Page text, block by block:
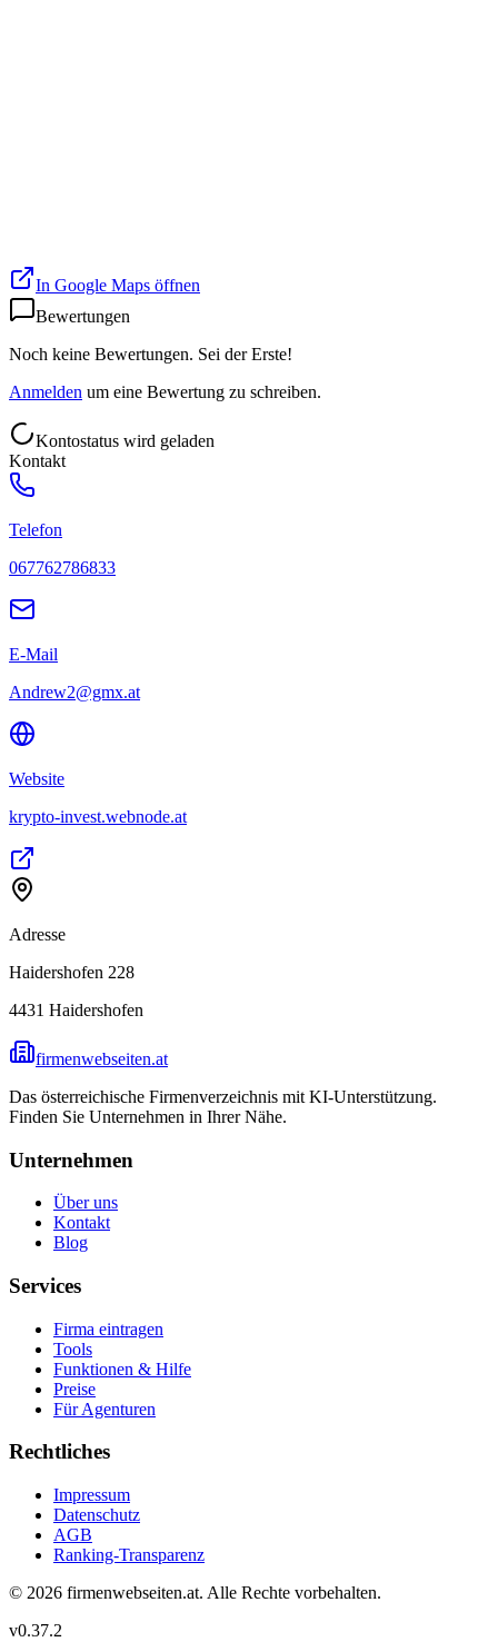
In Google Maps öffnen
Bewertungen
Noch keine Bewertungen. Sei der Erste!
Anmelden um eine Bewertung zu schreiben.
Kontostatus wird geladen
Kontakt
Telefon
067762786833
E-Mail
Andrew2@gmx.at
Website
krypto-invest.webnode.at
Adresse
Haidershofen 228
4431 Haidershofen
firmenwebseiten.at
Das österreichische Firmenverzeichnis mit KI-Unterstützung.
Finden Sie Unternehmen in Ihrer Nähe.
Unternehmen
Über uns
Kontakt
Blog
Services
Firma eintragen
Tools
Funktionen & Hilfe
Preise
Für Agenturen
Rechtliches
Impressum
Datenschutz
AGB
Ranking-Transparenz
© 2026 firmenwebseiten.at. Alle Rechte vorbehalten.
v0.37.2